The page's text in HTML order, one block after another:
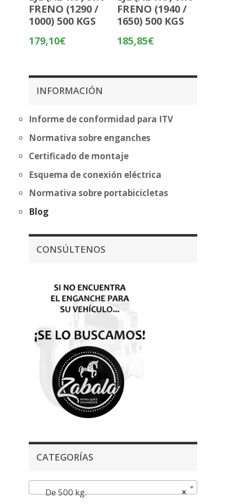
FRENO (1290 /
1000) 500 KGS
179,10€
FRENO (1940 /
1650) 500 KGS
185,85€
INFORMACIÓN
Informe de conformidad para ITV
Normativa sobre enganches
Certificado de montaje
Esquema de conexión eléctrica
Normativa sobre portabicicletas
Blog
CONSÚLTENOS
CATEGORÍAS
×
De 500 kg.